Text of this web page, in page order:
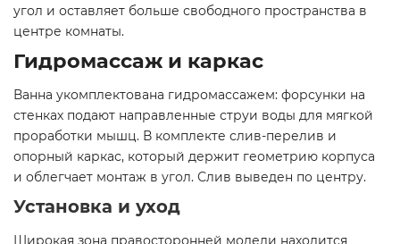
угол и оставляет больше свободного пространства в
центре комнаты.
Гидромассаж и каркас
Ванна укомплектована гидромассажем: форсунки на
стенках подают направленные струи воды для мягкой
проработки мышц. В комплекте слив-перелив и
опорный каркас, который держит геометрию корпуса
и облегчает монтаж в угол. Слив выведен по центру.
Установка и уход
Широкая зона правосторонней модели находится